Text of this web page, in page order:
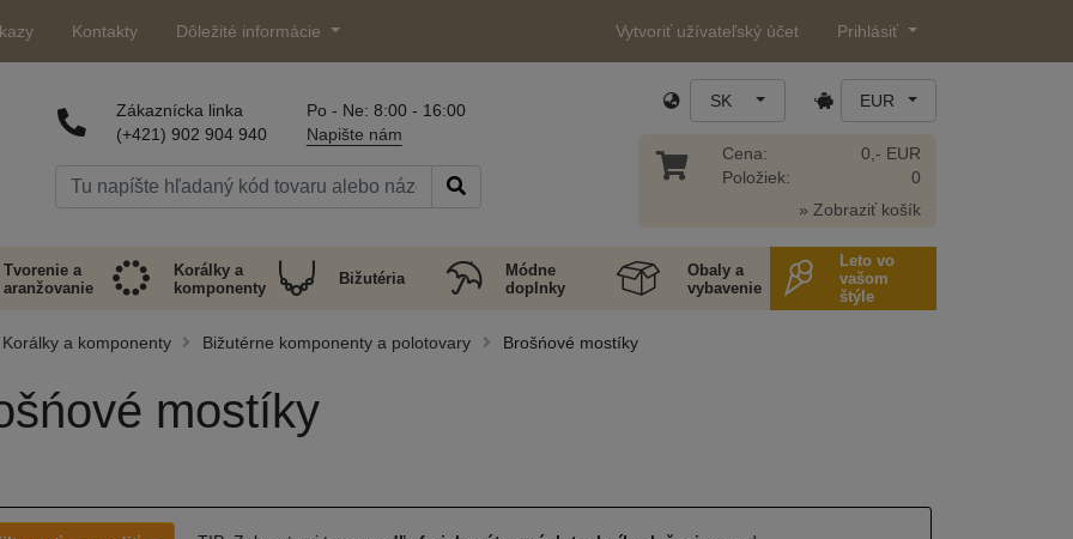
Kontakty Dôležité informácie Vytvoriť užívateľský účet Prihlásiť
Zákaznícka linka
(+421) 902 904 940
Po - Ne: 8:00 - 16:00
Napište nám
SK EUR
Cena:
Položiek:
0,- EUR
0
» Zobraziť košík
Tvorenie a
aranžovanie
Korálky a
komponenty
Bižutéria
Módne
doplnky
Obaly a
vybavenie
Leto vo
vašom
štýle
Korálky a komponenty Bižutérne komponenty a polotovary Brošńové mostíky
mostíky